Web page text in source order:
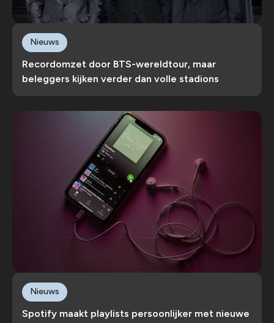
Recordomzet door BTS-wereldtour, maar
beleggers kijken verder dan volle stadions
Nieuws
Spotify maakt playlists persoonlijker met nieuwe
Nieuws